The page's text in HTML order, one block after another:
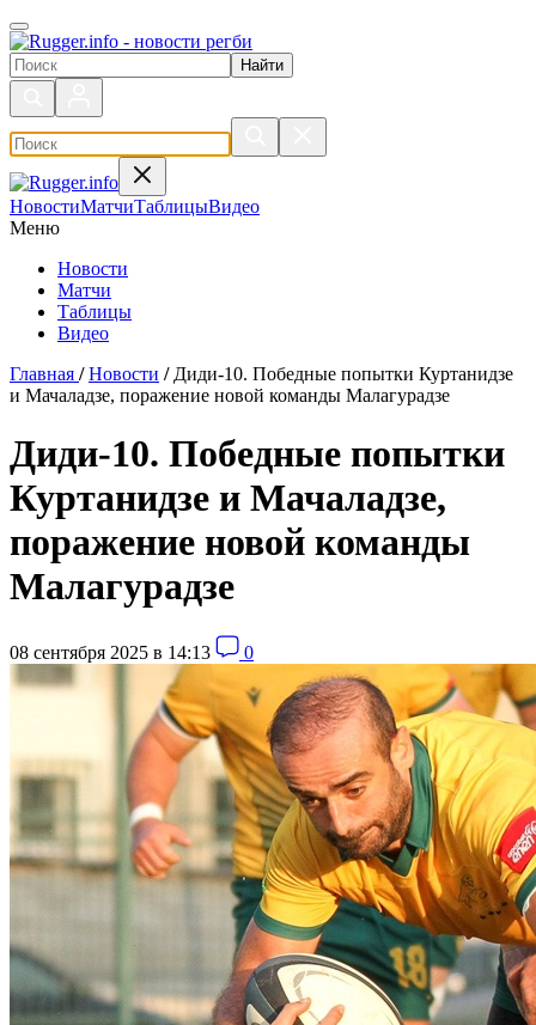
Поиск по сайту
НовостиМатчиТаблицыВидео
Меню
Новости
Матчи
Таблицы
Видео
Главная / Новости / Диди-10. Победные попытки Куртанидзе
и Мачаладзе, поражение новой команды Малагурадзе
Диди-10. Победные попытки
Куртанидзе и Мачаладзе,
поражение новой команды
Малагурадзе
08 сентября 2025 в 14:13 0